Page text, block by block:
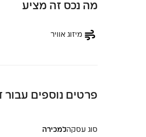
מה נכס זה מציע
מיזוג אוויר
פרטים נוספים עבור דירת 4 חד’ בצפון
סוג עסקהלמכירה